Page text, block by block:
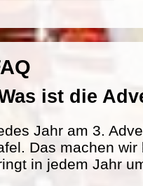
ist die
Jahr am 3.
Das machen
in jedem Jahr